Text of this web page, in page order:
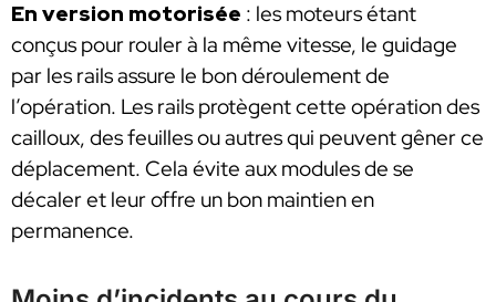
En version motorisée : les moteurs étant
conçus pour rouler à la même vitesse, le guidage
par les rails assure le bon déroulement de
l’opération. Les rails protègent cette opération des
cailloux, des feuilles ou autres qui peuvent gêner ce
déplacement. Cela évite aux modules de se
décaler et leur offre un bon maintien en
permanence.